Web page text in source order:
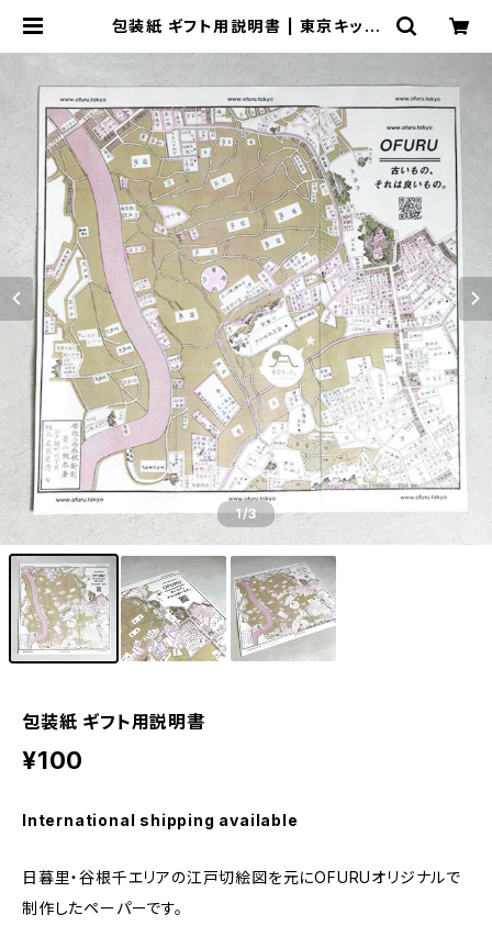
包装紙 ギフト用説明書 | 東京キッチ
1/3
包装紙 ギフト用説明書
¥100
International shipping available
日暮里・谷根千エリアの江戸切絵図を元にOFURUオリジナルで
制作したペーパーです。